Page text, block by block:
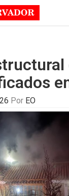
Por EO